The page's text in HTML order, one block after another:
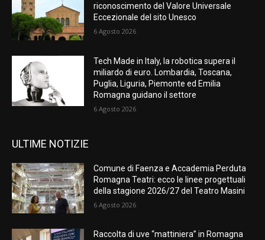
riconoscimento del Valore Universale
Eccezionale del sito Unesco
6 Agosto 2026
Tech Made in Italy, la robotica supera il
miliardo di euro. Lombardia, Toscana,
Puglia, Liguria, Piemonte ed Emilia
Romagna guidano il settore
6 Agosto 2026
ULTIME NOTIZIE
Comune di Faenza e Accademia Perduta
Romagna Teatri: ecco le linee progettuali
della stagione 2026/27 del Teatro Masini
6 Agosto 2026
Raccolta di uve “mattiniera” in Romagna